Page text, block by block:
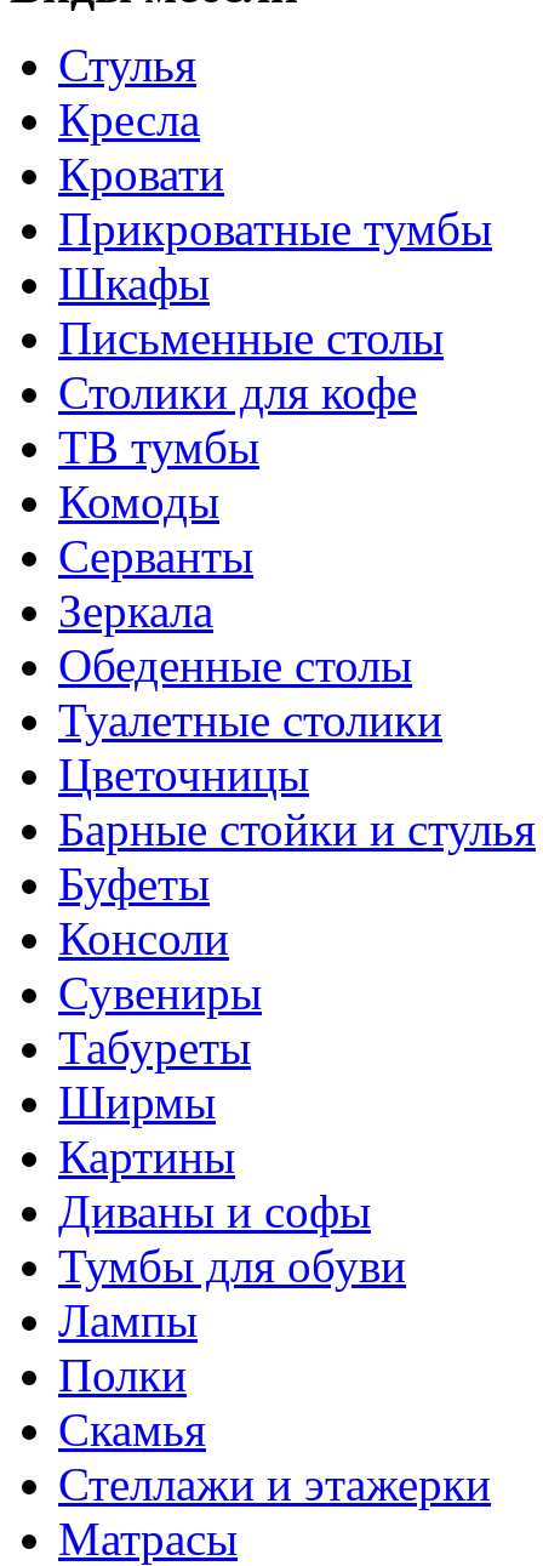
Стулья
Кресла
Кровати
Прикроватные тумбы
Шкафы
Письменные столы
Столики для кофе
ТВ тумбы
Комоды
Серванты
Зеркала
Обеденные столы
Туалетные столики
Цветочницы
Барные стойки и стулья
Буфеты
Консоли
Сувениры
Табуреты
Ширмы
Картины
Диваны и софы
Тумбы для обуви
Лампы
Полки
Скамья
Стеллажи и этажерки
Матрасы